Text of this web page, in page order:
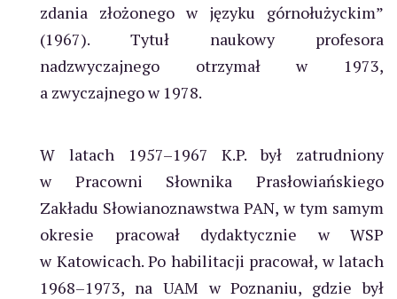
zdania złożonego w języku górnołużyckim”
(1967). Tytuł naukowy profesora
nadzwyczajnego otrzymał w 1973,
a zwyczajnego w 1978.
W latach 1957–1967 K.P. był zatrudniony
w Pracowni Słownika Prasłowiańskiego
Zakładu Słowianoznawstwa PAN, w tym samym
okresie pracował dydaktycznie w WSP
w Katowicach. Po habilitacji pracował, w latach
1968–1973, na UAM w Poznaniu, gdzie był